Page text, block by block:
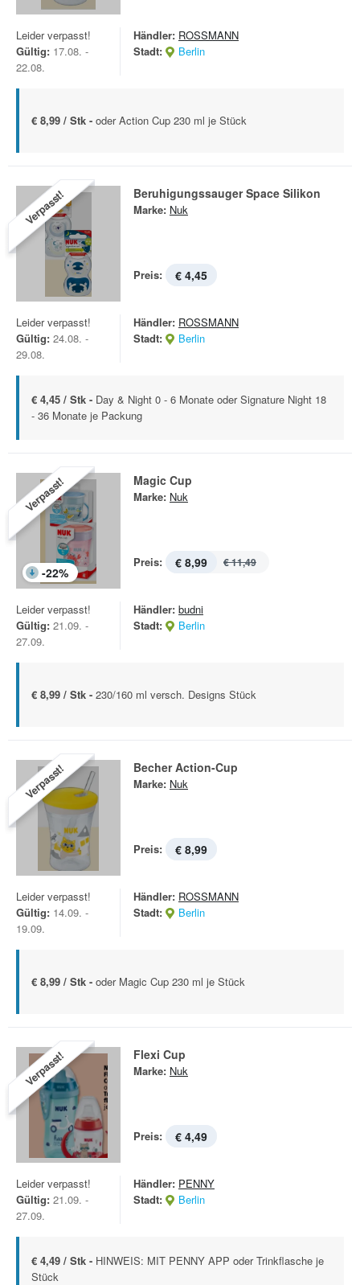
Leider verpasst!
Gültig: 17.08. -
22.08.
Händler: ROSSMANN
Stadt:
Berlin
€ 8,99 / Stk - oder Action Cup 230 ml je Stück
Verpasst! Beruhigungssauger Space Silikon
Marke: Nuk
Preis: € 4,45
Leider verpasst!
Gültig: 24.08. -
29.08.
Händler: ROSSMANN
Stadt:
Berlin
€ 4,45 / Stk - Day & Night 0 - 6 Monate oder Signature Night 18
- 36 Monate je Packung
Verpasst!
-22%
Magic Cup
Marke: Nuk
Preis: € 8,99 € 11,49
Leider verpasst!
Gültig: 21.09. -
27.09.
Händler: budni
Stadt:
Berlin
€ 8,99 / Stk - 230/160 ml versch. Designs Stück
Verpasst! Becher Action-Cup
Marke: Nuk
Preis: € 8,99
Leider verpasst!
Gültig: 14.09. -
19.09.
Händler: ROSSMANN
Stadt:
Berlin
€ 8,99 / Stk - oder Magic Cup 230 ml je Stück
Verpasst! Flexi Cup
Marke: Nuk
Preis: € 4,49
Leider verpasst!
Gültig: 21.09. -
27.09.
Händler: PENNY
Stadt:
Berlin
€ 4,49 / Stk - HINWEIS: MIT PENNY APP oder Trinkflasche je
Stück